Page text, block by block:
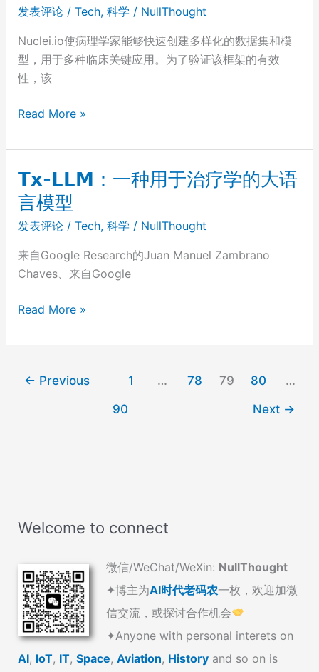
Image
发表评论 / Tech, 科学 / NullThought
Nuclei.io使病理学家能够快速创建多样化的数据集和模
型，用于多种临床关键应用。为了验证该框架的有效
性，该
临
医
生
人
工
智
协
作
台：
Read More »
𝗧𝘅-𝗟𝗟𝗠：一种用于治疗学的大语
言模型
发表评论 / Tech, 科学 / NullThought
来自Google Research的Juan Manuel Zambrano
Chaves、来自Google
𝗧𝘅-
用
言
型
Read More »
← Previous 1 … 78 79 80
…
90
Next →
Welcome to connect
微信/WeChat/WeXin: NullThought
✦博主为AI时代老码农一枚，欢迎加微
信交流，或探讨合作机会
✦Anyone with personal interets on
AI, IoT, IT, Space, Aviation, History and so on is